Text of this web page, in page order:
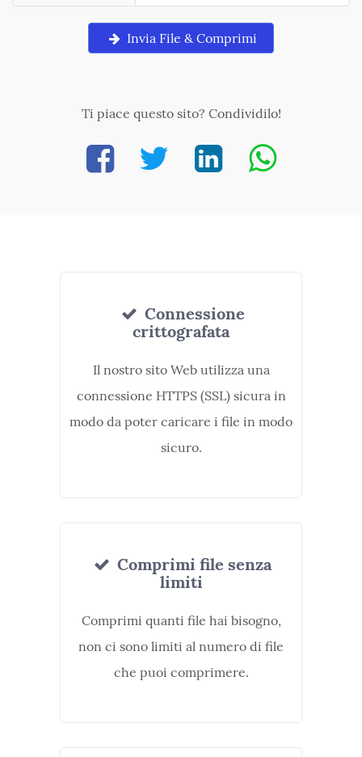
Invia File & Comprimi
Ti piace questo sito? Condividilo!
Connessione
crittografata
Il nostro sito Web utilizza una
connessione HTTPS (SSL) sicura in
modo da poter caricare i file in modo
sicuro.
Comprimi file senza
limiti
Comprimi quanti file hai bisogno,
non ci sono limiti al numero di file
che puoi comprimere.